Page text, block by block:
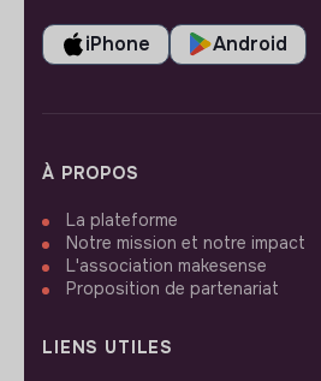
iPhone Android
À PROPOS
La plateforme
Notre mission et notre impact
L'association makesense
Proposition de partenariat
LIENS UTILES